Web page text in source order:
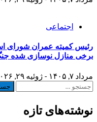
اجتماعی
رئیس کمیته عمران شورای
برخی منازل نوسازی شده جنگ ۱۲ روزه در تهران تا پایان
مرداد ۷, ۱۴۰۵ - ژوئیه ۲۹, ۲۰۲۶
جستجو
نوشته‌های تازه